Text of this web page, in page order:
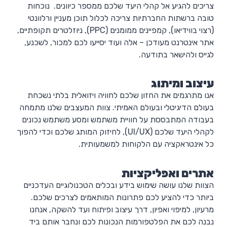
צריכים להגיע אל קהלי היעד שלכם ממספר כיוונים. נוכחות
טובה ברשתות החברתיות צריכה לכלול תוכן מעניין ורלוונטי
(רצוי בווידיאו), קמפיינים ממומנים (PPC), ניוזלטרים תקופתיים,
אתר אינטרנט מעודכן – אלה ועוד יסייעו לכם למכור, לשכנע,
לגייס ולהישאר בתודעה.
עיצוב ומיתוג
אנו מתרגמים את החזון שלכם לחוויה ויזואלית בלתי נשכחת
בעולם הדיגיטלי ובעולם האמיתי. צוות המעצבים שלנו מתמחה
בעבודה המתבססת על חוויית משתמש ומסע משתמש נכונים
לקהלי היעד שלכם (UI/UX), לחיזוק המותג שלכם וכדי להפוך
כל אינטראקציה עם הלקוחות למשמעותית.
אתרים ואפליקציות
הצוות שלנו עושה שימוש בידע ובכלים הטכנולוגיים העדכניים
ביותר כדי להציע לכם פתרונות המותאמים לצרכים שלכם.
מרעיון, למיפוי ואפיון, דרך עיצוב ופיתוח ועד להשקה, אנחנו
נבנה לכם את הפלטפורמות הנכונות לכם ונחבר אותם ביד